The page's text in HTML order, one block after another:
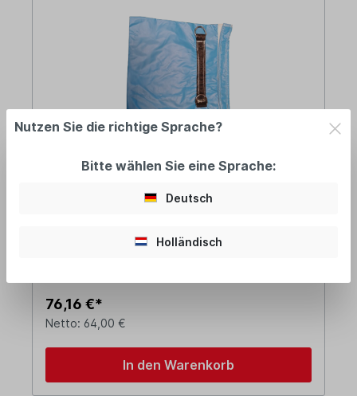
4 Stück - Sandsack blau - 0,5x0,5 m
am Lager: 2-5 Tage
76,16 €*
Netto: 64,00 €
In den Warenkorb
Nutzen Sie die richtige Sprache?
Bitte wählen Sie eine Sprache:
Deutsch
Holländisch